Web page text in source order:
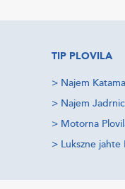
TIP PLOVILA
> Najem
> Najem
> Motorna
> Lukszne jahte